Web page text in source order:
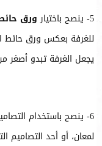
5- ينصح باختيار ورق
للغرفة بعكس ورق حائط
يجعل الغرفة تبدو أصغر
6- ينصح باستخدام
لمعان، أو أحد التصاميم